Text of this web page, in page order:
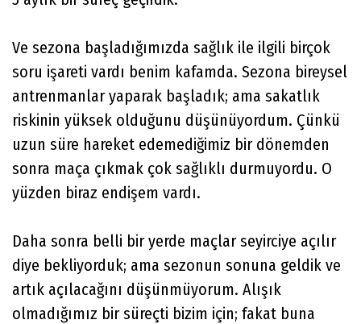
Ve sezona başladığımızda sağlık ile ilgili birçok
soru işareti vardı benim kafamda. Sezona bireysel
antrenmanlar yaparak başladık; ama sakatlık
riskinin yüksek olduğunu düşünüyordum. Çünkü
uzun süre hareket edemediğimiz bir dönemden
sonra maça çıkmak çok sağlıklı durmuyordu. O
yüzden biraz endişem vardı.
Daha sonra belli bir yerde maçlar seyirciye açılır
diye bekliyorduk; ama sezonun sonuna geldik ve
artık açılacağını düşünmüyorum. Alışık
olmadığımız bir süreçti bizim için; fakat buna